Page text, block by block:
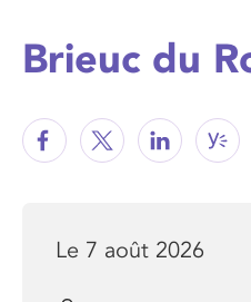
Brieuc du
Le 7 août 2026